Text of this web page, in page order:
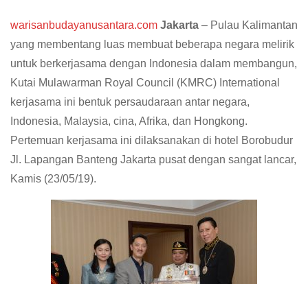
warisanbudayanusantara.com Jakarta – Pulau Kalimantan
yang membentang luas membuat beberapa negara melirik
untuk berkerjasama dengan Indonesia dalam membangun,
Kutai Mulawarman Royal Council (KMRC) International
kerjasama ini bentuk persaudaraan antar negara,
Indonesia, Malaysia, cina, Afrika, dan Hongkong.
Pertemuan kerjasama ini dilaksanakan di hotel Borobudur
Jl. Lapangan Banteng Jakarta pusat dengan sangat lancar,
Kamis (23/05/19).